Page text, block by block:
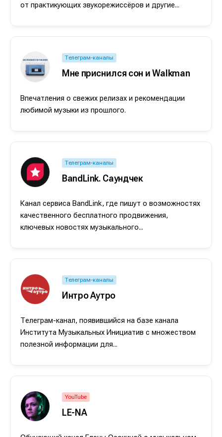
Продакшн
Инструменты
Продакшн
Инструменты
от практикующих звукорежиссёров и другие...
Телеграм-каналы
Мне приснился сон и Walkman
Впечатления о свежих релизах и рекомендации
любимой музыки из прошлого.
Телеграм-каналы
BandLink. Саундчек
Канал сервиса BandLink, где пишут о возможностях
качественного бесплатного продвижения,
ключевых новостях музыкального...
Телеграм-каналы
Интро Аутро
Телеграм-канал, появившийся на базе канала
Института Музыкальных Инициатив с множеством
полезной информации для...
YouTube
LE-NA